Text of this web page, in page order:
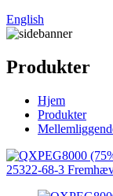
English
Produkter
Hjem
Produkter